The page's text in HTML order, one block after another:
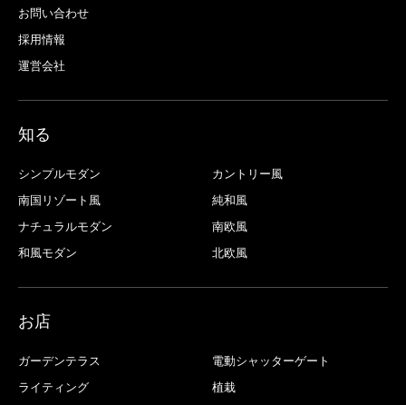
お問い合わせ
採用情報
運営会社
知る
シンプルモダン
カントリー風
南国リゾート風
純和風
ナチュラルモダン
南欧風
和風モダン
北欧風
お店
ガーデンテラス
電動シャッターゲート
ライティング
植栽